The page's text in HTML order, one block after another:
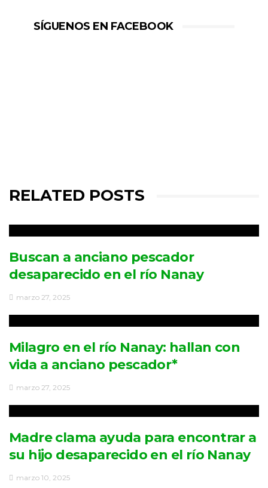
SÍGUENOS EN FACEBOOK
RELATED POSTS
Buscan a anciano pescador
desaparecido en el río Nanay
marzo 27, 2025
Milagro en el río Nanay: hallan con
vida a anciano pescador*
marzo 27, 2025
Madre clama ayuda para encontrar a
su hijo desaparecido en el río Nanay
marzo 10, 2025